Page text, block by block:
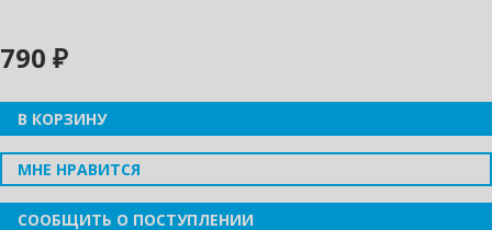
790 ₽
В КОРЗИНУ
МНЕ НРАВИТСЯ
СООБЩИТЬ О ПОСТУПЛЕНИИ